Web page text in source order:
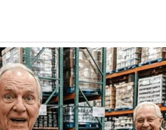
David fez seis gols pela equipe Sub-17
contra o Santos, uma diante do
Brasileiro Sub-17.